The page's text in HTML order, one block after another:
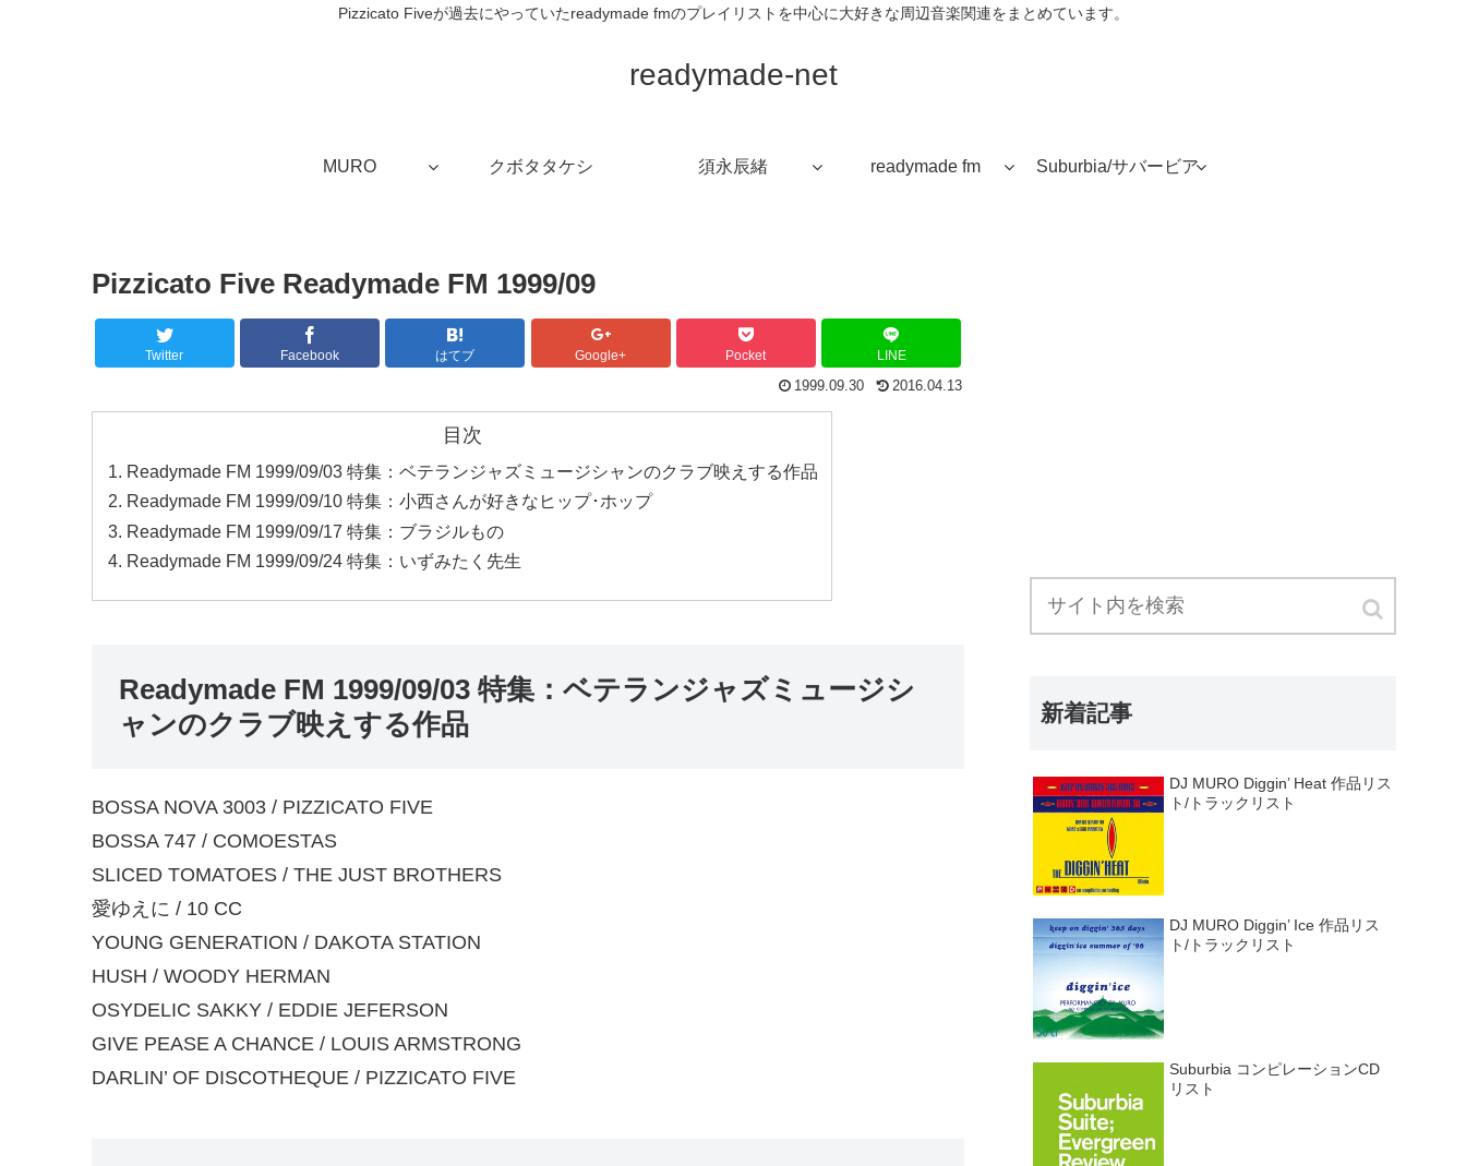
Pizzicato Fiveが過去にやっていたreadymade fmのプレイリストを中心に大好きな周辺音楽関連をまとめています。
readymade-net
MURO クボタタケシ 須永辰緒 readymade fm Suburbia/サバービア
Pizzicato Five Readymade FM 1999/09
Twitter Facebook はてブ Google+ Pocket LINE
1999.09.30 2016.04.13
目次
Readymade FM 1999/09/03 特集：ベテランジャズミュージシャンのクラブ映えする作品
Readymade FM 1999/09/10 特集：小西さんが好きなヒップ･ホップ
Readymade FM 1999/09/17 特集：ブラジルもの
Readymade FM 1999/09/24 特集：いずみたく先生
Readymade FM 1999/09/03 特集：ベテランジャズミュージシ
ャンのクラブ映えする作品
BOSSA NOVA 3003 / PIZZICATO FIVE
BOSSA 747 / COMOESTAS
SLICED TOMATOES / THE JUST BROTHERS
愛ゆえに / 10 CC
YOUNG GENERATION / DAKOTA STATION
HUSH / WOODY HERMAN
OSYDELIC SAKKY / EDDIE JEFERSON
GIVE PEASE A CHANCE / LOUIS ARMSTRONG
DARLIN’ OF DISCOTHEQUE / PIZZICATO FIVE
新着記事
DJ MURO Diggin’ Heat 作品リス
ト/トラックリスト
DJ MURO Diggin’ Ice 作品リス
ト/トラックリスト
Suburbia コンピレーションCD
リスト